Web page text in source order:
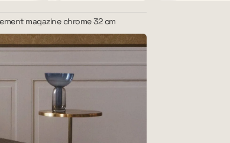
magazine chrome 32 cm